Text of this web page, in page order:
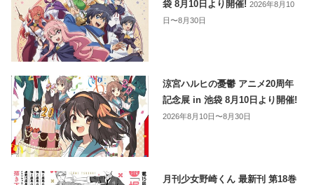
袋 8月10日より開催!2026年8月10
日〜8月30日
涼宮ハルヒの憂鬱 アニメ20周年
記念展 in 池袋 8月10日より開催!
2026年8月10日〜8月30日
月刊少女野崎くん 最新刊 第18巻